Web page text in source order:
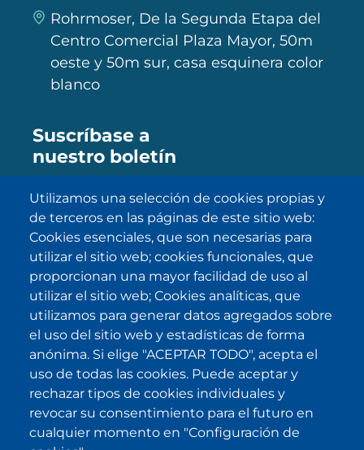
Rohrmoser, De la Segunda Etapa del
Centro Comercial Plaza Mayor, 50m
oeste y 50m sur, casa esquinera color
blanco
Suscríbase a
nuestro boletín
SUBSCRIBE
He sido informado/a sobre política
de privacidad
y la acepto.
IKI en otras latitudes
. . . .
Utilizamos una selección de cookies propias y
de terceros en las páginas de este sitio web:
Cookies esenciales, que son necesarias para
utilizar el sitio web; cookies funcionales, que
proporcionan una mayor facilidad de uso al
utilizar el sitio web; Cookies analíticas, que
utilizamos para generar datos agregados sobre
el uso del sitio web y estadísticas de forma
anónima. Si elige "ACEPTAR TODO", acepta el
uso de todas las cookies. Puede aceptar y
rechazar tipos de cookies individuales y
revocar su consentimiento para el futuro en
cualquier momento en "Configuración de